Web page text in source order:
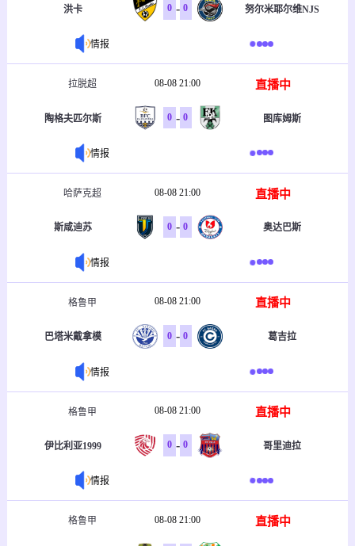
洪卡 0 - 0 努尔米耶尔维NJS
情报
拉脱超 08-08 21:00 直播中
陶格夫匹尔斯 0 - 0 图库姆斯
情报
哈萨克超 08-08 21:00 直播中
斯咸迪苏 0 - 0 奥达巴斯
情报
格鲁甲 08-08 21:00 直播中
巴塔米戴拿模 0 - 0 葛吉拉
情报
格鲁甲 08-08 21:00 直播中
伊比利亚1999 0 - 0 哥里迪拉
情报
格鲁甲 08-08 21:00 直播中